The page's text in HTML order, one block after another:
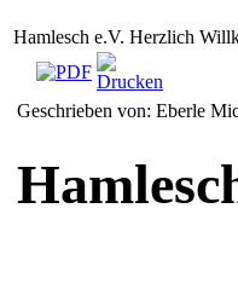
Hamlesch e.V. Herzlich
Geschrieben von: Eberle